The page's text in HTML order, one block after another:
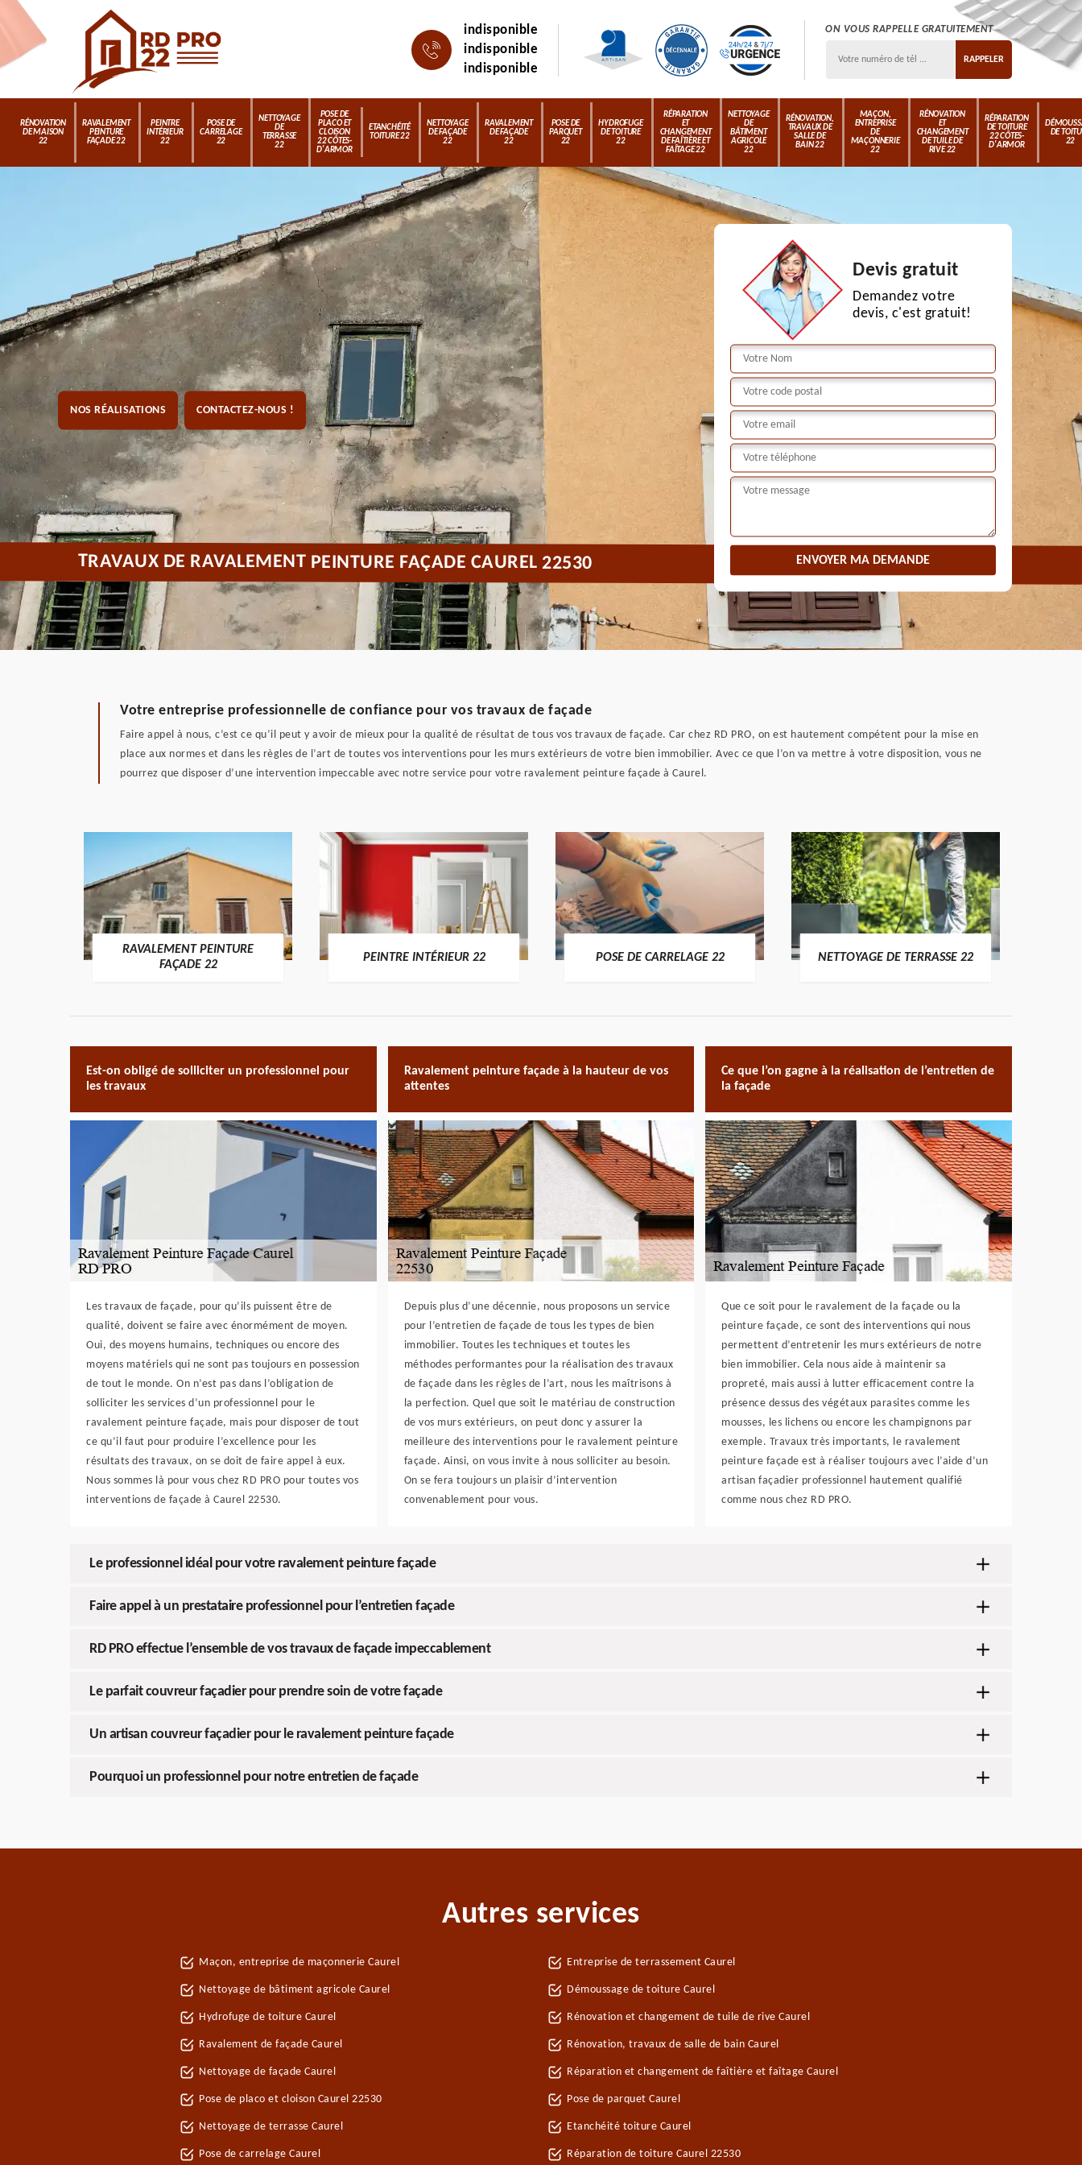
indisponible
indisponible
indisponible
ON VOUS RAPPELLE GRATUITEMENT
RÉNOVATION
DE MAISON
22
RAVALEMENT
PEINTURE
FAÇADE 22
PEINTRE
INTÉRIEUR
22
POSE DE
CARRELAGE
22
NETTOYAGE
DE
TERRASSE
22
POSE DE
PLACO ET
CLOISON
22 CÔTES-
D'ARMOR
ETANCHÉITÉ
TOITURE 22
NETTOYAGE
DE FAÇADE
22
RAVALEMENT
DE FAÇADE
22
POSE DE
PARQUET
22
HYDROFUGE
DE TOITURE
22
RÉPARATION
ET
CHANGEMENT
DE FAÎTIÈRE ET
FAÎTAGE 22
NETTOYAGE
DE
BÂTIMENT
AGRICOLE
22
RÉNOVATION,
TRAVAUX DE
SALLE DE
BAIN 22
MAÇON,
ENTREPRISE
DE
MAÇONNERIE
22
RÉNOVATION
ET
CHANGEMENT
DE TUILE DE
RIVE 22
RÉPARATION
DE TOITURE
22 CÔTES-
D'ARMOR
DE
22
NOS RÉALISATIONS CONTACTEZ-NOUS !
Devis gratuit
Demandez votre
devis, c'est gratuit!
TRAVAUX DE RAVALEMENT PEINTURE FAÇADE CAUREL 22530
Votre entreprise professionnelle de confiance pour vos travaux de façade
Faire appel à nous, c’est ce qu’il peut y avoir de mieux pour la qualité de résultat de tous vos travaux de façade. Car chez RD PRO, on est hautement compétent pour la mise en
place aux normes et dans les règles de l’art de toutes vos interventions pour les murs extérieurs de votre bien immobilier. Avec ce que l’on va mettre à votre disposition, vous ne
pourrez que disposer d’une intervention impeccable avec notre service pour votre ravalement peinture façade à Caurel.
RAVALEMENT PEINTURE
FAÇADE 22
PEINTRE INTÉRIEUR 22 POSE DE CARRELAGE 22 NETTOYAGE DE TERRASSE 22
Est-on obligé de solliciter un professionnel pour
les travaux
Les travaux de façade, pour qu’ils puissent être de
qualité, doivent se faire avec énormément de moyen.
Oui, des moyens humains, techniques ou encore des
moyens matériels qui ne sont pas toujours en possession
de tout le monde. On n’est pas dans l’obligation de
solliciter les services d’un professionnel pour le
ravalement peinture façade, mais pour disposer de tout
ce qu’il faut pour produire l’excellence pour les
résultats des travaux, on se doit de faire appel à eux.
Nous sommes là pour vous chez RD PRO pour toutes vos
interventions de façade à Caurel 22530.
Ravalement peinture façade à la hauteur de vos
attentes
Depuis plus d’une décennie, nous proposons un service
pour l’entretien de façade de tous les types de bien
immobilier. Toutes les techniques et toutes les
méthodes performantes pour la réalisation des travaux
de façade dans les règles de l’art, nous les maîtrisons à
la perfection. Quel que soit le matériau de construction
de vos murs extérieurs, on peut donc y assurer la
meilleure des interventions pour le ravalement peinture
façade. Ainsi, on vous invite à nous solliciter au besoin.
On se fera toujours un plaisir d’intervention
convenablement pour vous.
Ce que l’on gagne à la réalisation de l’entretien de
la façade
Que ce soit pour le ravalement de la façade ou la
peinture façade, ce sont des interventions qui nous
permettent d’entretenir les murs extérieurs de notre
bien immobilier. Cela nous aide à maintenir sa
propreté, mais aussi à lutter efficacement contre la
présence dessus des végétaux parasites comme les
mousses, les lichens ou encore les champignons par
exemple. Travaux très importants, le ravalement
peinture façade est à réaliser toujours avec l’aide d’un
artisan façadier professionnel hautement qualifié
comme nous chez RD PRO.
Le professionnel idéal pour votre ravalement peinture façade
Faire appel à un prestataire professionnel pour l’entretien façade
RD PRO effectue l’ensemble de vos travaux de façade impeccablement
Le parfait couvreur façadier pour prendre soin de votre façade
Un artisan couvreur façadier pour le ravalement peinture façade
Pourquoi un professionnel pour notre entretien de façade
Autres services
Maçon, entreprise de maçonnerie Caurel
Nettoyage de bâtiment agricole Caurel
Hydrofuge de toiture Caurel
Ravalement de façade Caurel
Nettoyage de façade Caurel
Pose de placo et cloison Caurel 22530
Nettoyage de terrasse Caurel
Pose de carrelage Caurel
Entreprise de terrassement Caurel
Démoussage de toiture Caurel
Rénovation et changement de tuile de rive Caurel
Rénovation, travaux de salle de bain Caurel
Réparation et changement de faîtière et faîtage Caurel
Pose de parquet Caurel
Etanchéité toiture Caurel
Réparation de toiture Caurel 22530